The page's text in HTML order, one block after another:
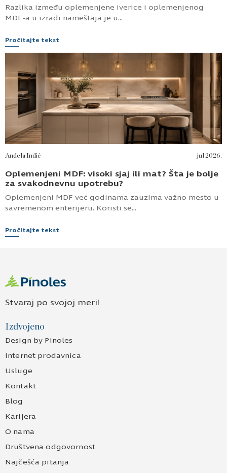
Razlika između oplemenjene iverice i oplemenjenog
MDF-a u izradi nameštaja je u...
Pročitajte tekst
Anđela Inđić jul 2026.
Oplemenjeni MDF: visoki sjaj ili mat? Šta je bolje
za svakodnevnu upotrebu?
Oplemenjeni MDF već godinama zauzima važno mesto u
savremenom enterijeru. Koristi se...
Pročitajte tekst
Stvaraj po svojoj meri!
Izdvojeno
Design by Pinoles
Internet prodavnica
Usluge
Kontakt
Blog
Karijera
O nama
Društvena odgovornost
Najčešća pitanja